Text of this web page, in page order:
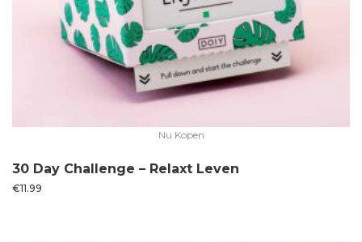
Nu Kopen
30 Day Challenge – Relaxt Leven
€11.99